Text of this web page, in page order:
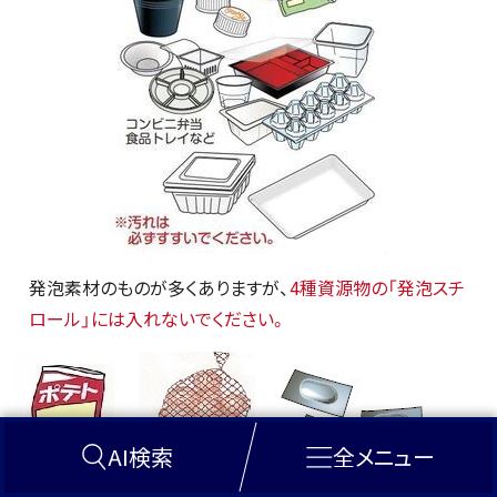
AI検索 全メニュー
発泡素材のものが多くありますが、4種資源物の「発泡スチ
ロール」には入れないでください。
ネット（プラス